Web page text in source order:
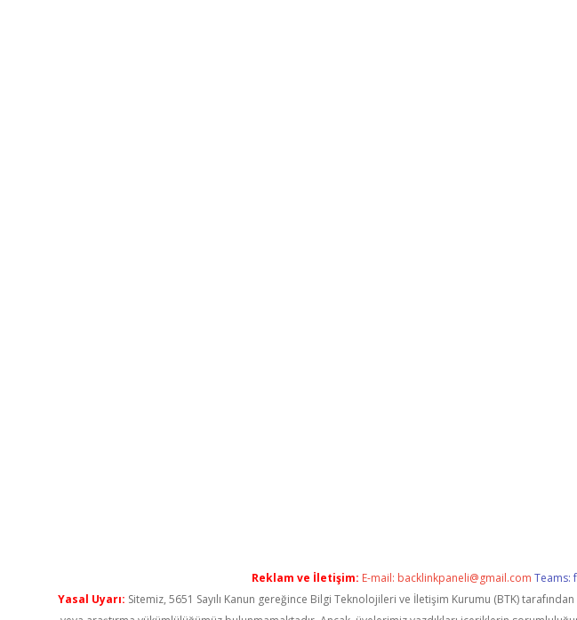
Reklam ve İletişim: E-mail: backlinkpaneli@gmail.com Teams:
Yasal Uyarı: Sitemiz, 5651 Sayılı Kanun gereğince Bilgi Teknolojileri ve İletişim Kurumu (BTK)